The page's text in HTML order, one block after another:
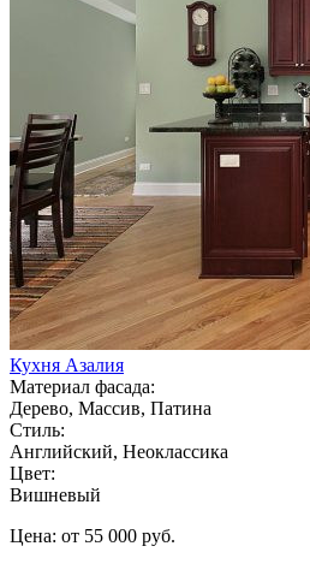
Кухня Азалия
Материал фасада:
Дерево, Массив, Патина
Стиль:
Английский, Неоклассика
Цвет:
Вишневый
Цена: от 55 000 руб.